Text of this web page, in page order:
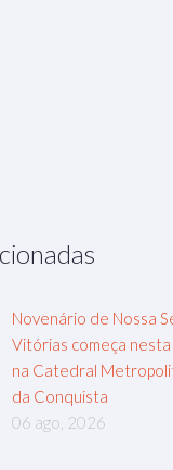
Novenário de Nossa
Vitórias começa
na Catedral
da Conquista
06 ago, 2026